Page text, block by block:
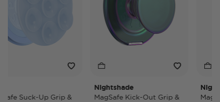
Suck-Up Grip &
Nightshade
MagSafe Kick-Out Grip &
MagSafe